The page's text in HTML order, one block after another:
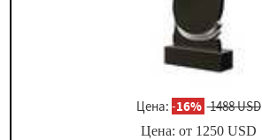
Цена: -16% 1488 USD
Цена: от 1250USD